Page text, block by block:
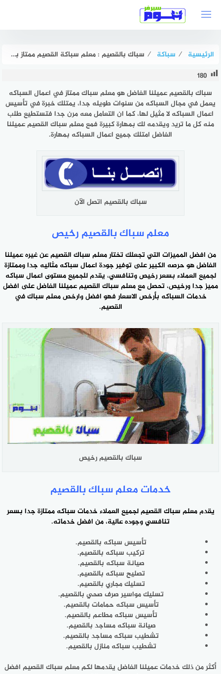
الرئيسية ⁄ سباكة ⁄ سباك بالقصيم : معلم سباكة القصيم ممتاز بخصم حتى 51% هوم سيرفر
180
سباك ‎بالقصيم عميلنا الفاضل هو معلم سباك ممتاز في اعمال السباكه
يعمل ‎في مجال السباكه من سنوات طويله جدا، يمتلك خبرة في تأسيس
اعمال ‎السباكه لا مثيل لها، كما ان التعامل معه مرن جدا فتستطيع طلب
منه كل ‎ما تريد ويقدمه لك بمهارة كبيرة فمع معلم سباك القصيم عميلنا
الفاضل ‎امتلك جميع اعمال السباكه بمهارة.
سباك بالقصيم اتصل الآن
معلم سباك بالقصيم رخيص
من ‎افضل المميزات التي تجعلك تختار معلم سباك القصيم عن غيره عميلنا
‎الفاضل هو حرصه الكبير على توفير جودة اعمال سباكه مثاليه جدا ‎وممتازة
لجميع العملاء بسعر رخيص وتنافسي، يقدم للجميع مستوى ‎اعمال سباكه
مميز جدا ورخيص، تحصل مع معلم سباك القصيم عميلنا ‎الفاضل على افضل
خدمات السباكه بأرخص الاسعار
فهو افضل وارخص ‎معلم سباك في
القصيم.
سباك بالقصيم رخيص
خدمات معلم سباك بالقصيم
يقدممعلم ‎سباك القصيم
لجميع العملاء خدمات سباكه ممتازة جدا بسعر
تنافسي ‎وجوده عالية، من افضل خدماته.
تأسيس سباكه بالقصيم.
تركيب سباكه ‎بالقصيم.
صيانة سباكه بالقصيم.
تصليح سباكه بالقصيم.
تسليك مجاري ‎بالقصيم.
تسليك مواسير صرف صحي بالقصيم.
تأسيس سباكه حمامات ‎بالقصيم.
تأسيس سباكه مطاعم بالقصيم.
صيانة سباكه مساجد بالقصيم.
تشطيب سباكه منازل بالقصيم.
أكثر من ‎ذلك خدمات عميلنا الفاضل يقدمها لكم معلم سباك القصيم افضل